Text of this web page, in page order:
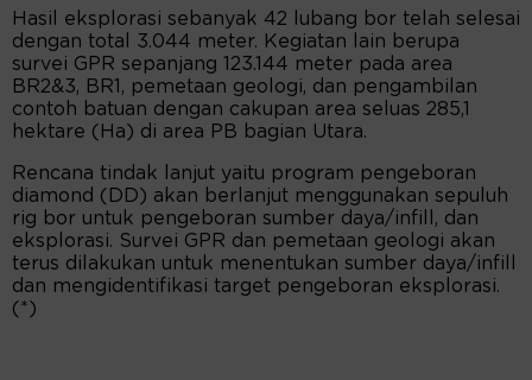
Hasil eksplorasi sebanyak 42 lubang bor telah selesai
dengan total 3.044 meter. Kegiatan lain berupa
survei GPR sepanjang 123.144 meter pada area
BR2&3, BR1, pemetaan geologi, dan pengambilan
contoh batuan dengan cakupan area seluas 285,1
hektare (Ha) di area PB bagian Utara.
Rencana tindak lanjut yaitu program pengeboran
diamond (DD) akan berlanjut menggunakan sepuluh
rig bor untuk pengeboran sumber daya/infill, dan
eksplorasi. Survei GPR dan pemetaan geologi akan
terus dilakukan untuk menentukan sumber daya/infill
dan mengidentifikasi target pengeboran eksplorasi.
(*)